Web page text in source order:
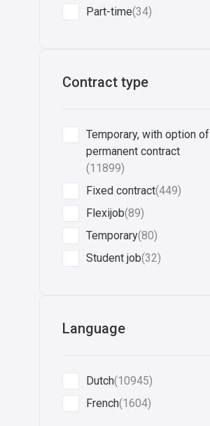
Part-time(34)
Contract type
Temporary, with option of
permanent contract
(11899)
Fixed contract(449)
Flexijob(89)
Temporary(80)
Student job(32)
Language
Dutch(10945)
French(1604)